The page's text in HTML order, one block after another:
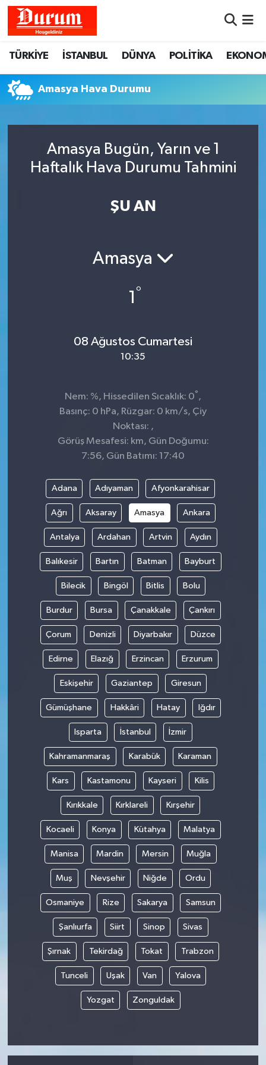
TÜRKİYE İSTANBUL DÜNYA POLİTİKA
Amasya Hava Durumu
Amasya Bugün, Yarın ve 1
Haftalık Hava Durumu Tahmini
ŞU AN
Amasya
1 °
08 Ağustos Cumartesi
10:35
Nem: %, Hissedilen Sıcaklık: 0° ,
Basınç: 0 hPa, Rüzgar: 0 km/s, Çiy
Noktası: ,
Görüş Mesafesi: km, Gün Doğumu:
7:56, Gün Batımı: 17:40
Adana Adıyaman Afyonkarahisar
Ağrı Aksaray Amasya Ankara
Antalya Ardahan Artvin Aydın
Balıkesir Bartın Batman Bayburt
Bilecik Bingöl Bitlis Bolu
Burdur Bursa Çanakkale Çankırı
Çorum Denizli Diyarbakır Düzce
Edirne Elazığ Erzincan Erzurum
Eskişehir Gaziantep Giresun
Gümüşhane Hakkâri Hatay Iğdır
Isparta İstanbul İzmir
Kahramanmaraş Karabük Karaman
Kars Kastamonu Kayseri Kilis
Kırıkkale Kırklareli Kırşehir
Kocaeli Konya Kütahya Malatya
Manisa Mardin Mersin Muğla
Muş Nevşehir Niğde Ordu
Osmaniye Rize Sakarya Samsun
Şanlıurfa Siirt Sinop Sivas
Şırnak Tekirdağ Tokat Trabzon
Tunceli Uşak Van Yalova
Yozgat Zonguldak
Hava Durumu
Namaz Vakitleri
Süper Lig Puan Durumu ve Fikstür